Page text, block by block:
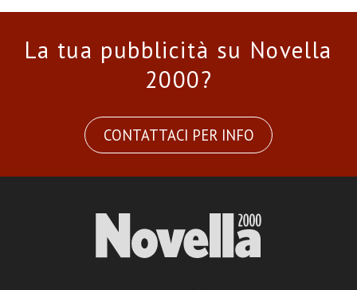
La tua pubblicità su Novella
2000?
CONTATTACI PER INFO